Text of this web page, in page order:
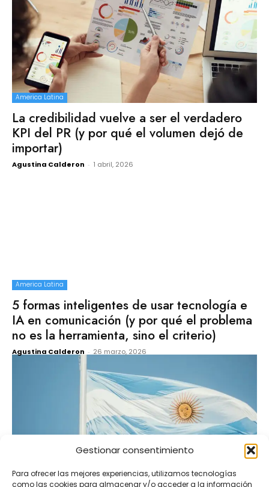
Gestionar consentimiento
Para ofrecer las mejores experiencias, utilizamos tecnologías
como las cookies para almacenar y/o acceder a la información
America Latina
La credibilidad vuelve a ser el verdadero
KPI del PR (y por qué el volumen dejó de
importar)
Agustina Calderon - 1 abril, 2026
America Latina
5 formas inteligentes de usar tecnología e
IA en comunicación (y por qué el problema
no es la herramienta, sino el criterio)
Agustina Calderon - 26 marzo, 2026
America Latina